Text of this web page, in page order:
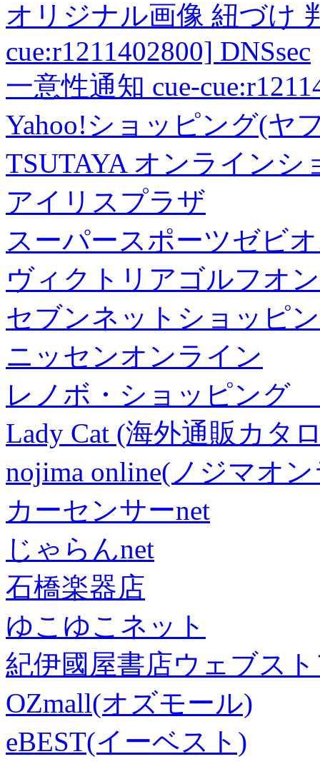
オリジナル画像 紐づけ
cue:r1211402800] DNSsec
一意性通知 cue-
Yahoo!ショッピング(ヤ
TSUTAYA オンラインシ
アイリスプラザ
スーパースポーツゼビ
ヴィクトリアゴルフオ
セブンネットショッピ
ニッセンオンライン
レノボ・ショッピング
Lady Cat (海外通販カタ
nojima online(ノジマオ
カーセンサーnet
じゃらんnet
石橋楽器店
ゆこゆこネット
紀伊國屋書店ウェブス
OZmall(オズモール)
eBEST(イーベスト)